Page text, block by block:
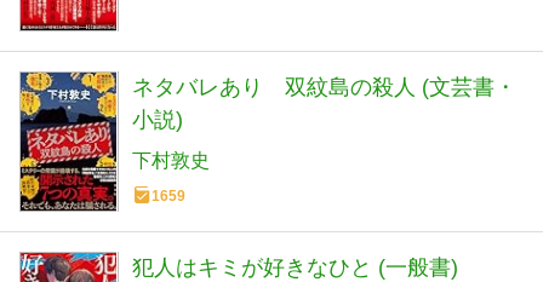
ネタバレあり 双紋島の殺人 (文芸書・
小説)
下村敦史
1659
犯人はキミが好きなひと (一般書)